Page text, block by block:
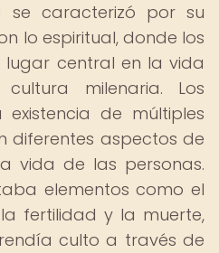
se caracterizó por su
lo espiritual, donde los
central en la vida
milenaria. Los
de múltiples
diferentes aspectos de
vida de las personas.
elementos como el
fertilidad y la muerte,
culto a través de